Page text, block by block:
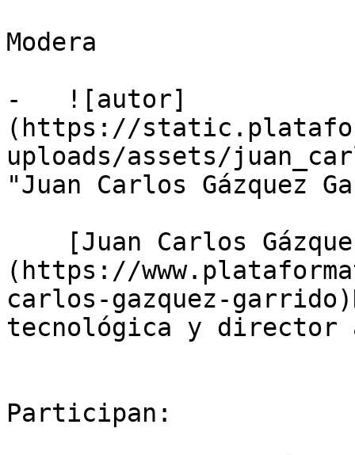
Modera
-   ![autor]
(https://
uploads/assets/
"Juan Carlos Gázquez
(https://
carlos-gazquez-
tecnológica y director
Participan: